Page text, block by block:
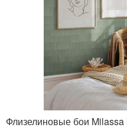
Флизелиновые бои